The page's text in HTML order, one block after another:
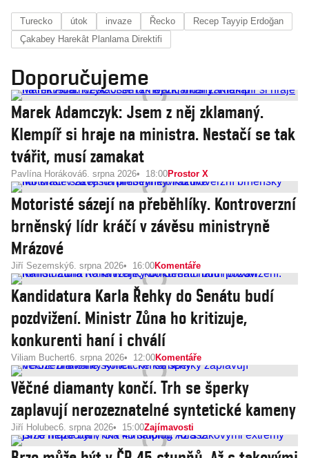
Turecko útok invaze Řecko
Recep Tayyip Erdoğan
Çakabey Harekât Planlama Direktifi
Doporučujeme
Marek Adamczyk: Jsem z něj zklamaný.
Klempíř si hraje na ministra. Nestačí se tak
tvářit, musí zamakat
Pavlína Horáková6. srpna 2026 18:00Prostor X
Motoristé sázejí na přeběhlíky. Kontroverzní
brněnský lídr kráčí v závěsu ministryně
Mrázové
Jiří Sezemský6. srpna 2026 16:00Komentáře
Kandidatura Karla Řehky do Senátu budí
pozdvižení. Ministr Zůna ho kritizuje,
konkurenti haní i chválí
Viliam Buchert6. srpna 2026 12:00Komentáře
Věčné diamanty končí. Trh se šperky
zaplavují nerozeznatelné syntetické kameny
Jiří Holubec6. srpna 2026 15:00Zajímavosti